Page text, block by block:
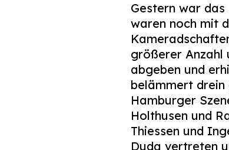
Gestern war
waren noch mit
größerer Anzahl
abgeben und
belämmert drein
Hamburger
Holthusen und
Thiessen und
Duda vertreten